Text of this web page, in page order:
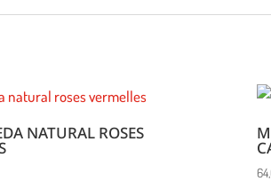
NATURAL ROSES